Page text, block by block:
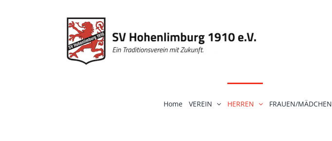
Home VEREIN HERREN FRAUEN/MÄDCHEN